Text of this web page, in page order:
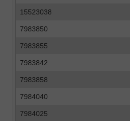
15523038
7983850
7983855
7983842
7983858
7984040
7984025